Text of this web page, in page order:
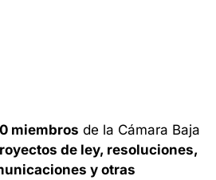
miembros de la Cámara Baja
de ley, resoluciones,
y otras